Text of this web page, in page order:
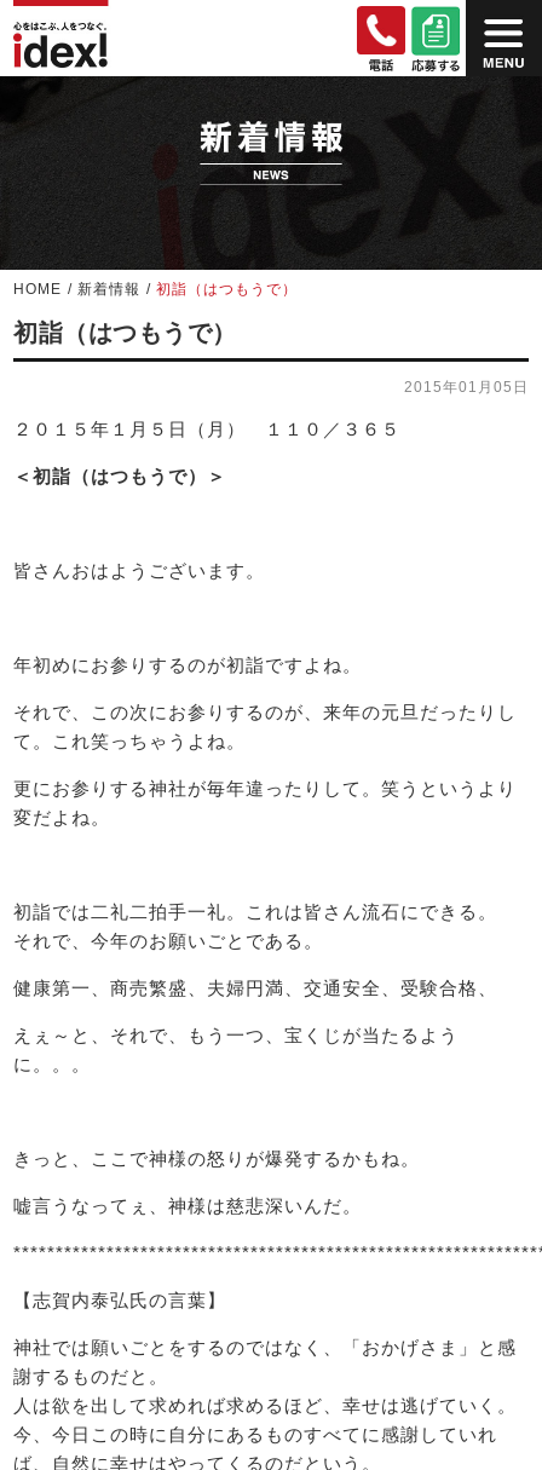
HOME /新着情報 /初詣（はつもうで）
初詣（はつもうで）
2015年01月05日
２０１５年１月５日（月） １１０／３６５
＜初詣（はつもうで）＞
皆さんおはようございます。
年初めにお参りするのが初詣ですよね。
それで、この次にお参りするのが、来年の元旦だったりし
て。これ笑っちゃうよね。
更にお参りする神社が毎年違ったりして。笑うというより
変だよね。
初詣では二礼二拍手一礼。これは皆さん流石にできる。
それで、今年のお願いごとである。
健康第一、商売繁盛、夫婦円満、交通安全、受験合格、
えぇ～と、それで、もう一つ、宝くじが当たるよう
に。。。
きっと、ここで神様の怒りが爆発するかもね。
嘘言うなってぇ、神様は慈悲深いんだ。
【志賀内泰弘氏の言葉】
神社では願いごとをするのではなく、「おかげさま」と感
謝するものだと。
人は欲を出して求めれば求めるほど、幸せは逃げていく。
今、今日この時に自分にあるものすべてに感謝していれ
ば、自然に幸せはやってくるのだという。